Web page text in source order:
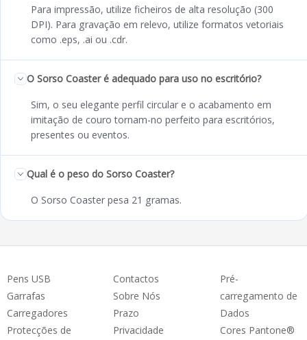
Para impressão, utilize ficheiros de alta resolução (300
DPI). Para gravação em relevo, utilize formatos vetoriais
como .eps, .ai ou .cdr.
O Sorso Coaster é adequado para uso no escritório?
Sim, o seu elegante perfil circular e o acabamento em
imitação de couro tornam-no perfeito para escritórios,
presentes ou eventos.
Qual é o peso do Sorso Coaster?
O Sorso Coaster pesa 21 gramas.
Pens USB
Garrafas
Carregadores
Protecções de
Contactos
Sobre Nós
Prazo
Privacidade
Pré-
carregamento de
Dados
Cores Pantone®